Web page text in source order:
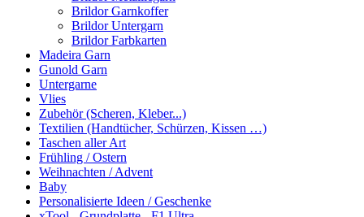
Brildor Garnkoffer
Brildor Untergarn
Brildor Farbkarten
Madeira Garn
Gunold Garn
Untergarne
Vlies
Zubehör (Scheren, Kleber...)
Textilien (Handtücher, Schürzen, Kissen …)
Taschen aller Art
Frühling / Ostern
Weihnachten / Advent
Baby
Personalisierte Ideen / Geschenke